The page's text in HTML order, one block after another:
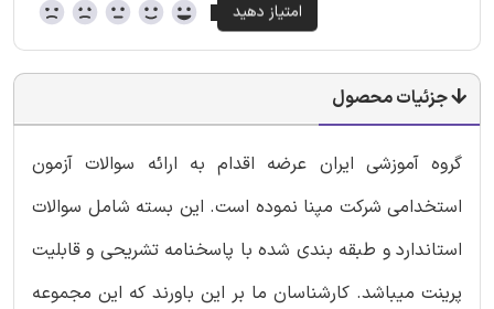
جزئیات محصول
گروه آموزشی ایران عرضه اقدام به ارائه سوالات آزمون
استخدامی شرکت مپنا نموده است. این بسته شامل سوالات
استاندارد و طبقه بندی شده با پاسخنامه تشریحی و قابلیت
پرینت میباشد. کارشناسان ما بر این باورند که این مجموعه